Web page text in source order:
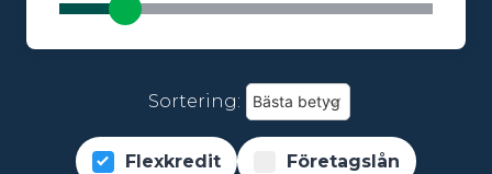
Sortering:
Flexkredit Företagslån